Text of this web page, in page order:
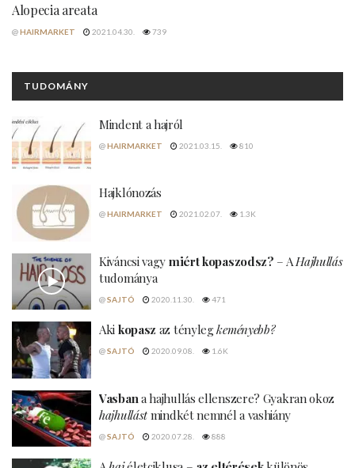
Alopecia areata
@HAIRMARKET 2021.04.30. 739
TUDOMÁNY
Mindent a hajról
@HAIRMARKET 2021.03.15. 810
Hajklónozás
@HAIRMARKET 2021.02.07. 1.3K
Kiváncsi vagy miért kopaszodsz? – A Hajhullás
tudománya
@SAJTÓ 2020.11.30. 471
Aki kopasz az ténylegkeményebb?
@SAJTÓ 2020.09.08. 1.6K
Vasban a hajhullás ellenszere? Gyakran okoz
hajhullástmindkét nemnél a vashiány
@SAJTÓ 2020.07.28. 888